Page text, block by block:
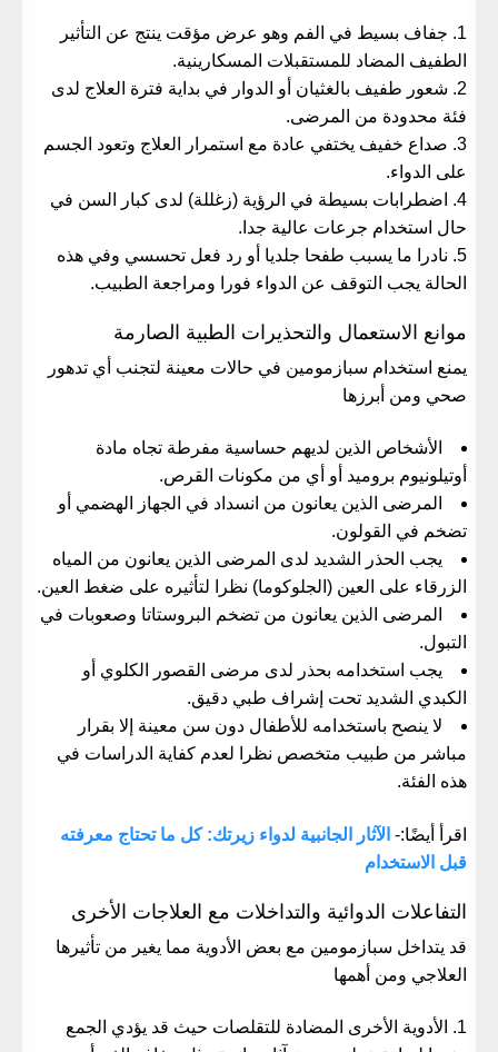
جفاف بسيط في الفم وهو عرض مؤقت ينتج عن التأثير
الطفيف المضاد للمستقبلات المسكارينية.
شعور طفيف بالغثيان أو الدوار في بداية فترة العلاج لدى
فئة محدودة من المرضى.
صداع خفيف يختفي عادة مع استمرار العلاج وتعود الجسم
على الدواء.
اضطرابات بسيطة في الرؤية (زغللة) لدى كبار السن في
حال استخدام جرعات عالية جدا.
نادرا ما يسبب طفحا جلديا أو رد فعل تحسسي وفي هذه
الحالة يجب التوقف عن الدواء فورا ومراجعة الطبيب.
موانع الاستعمال والتحذيرات الطبية الصارمة
يمنع استخدام سبازمومين في حالات معينة لتجنب أي تدهور
صحي ومن أبرزها
الأشخاص الذين لديهم حساسية مفرطة تجاه مادة
أوتيلونيوم بروميد أو أي من مكونات القرص.
المرضى الذين يعانون من انسداد في الجهاز الهضمي أو
تضخم في القولون.
يجب الحذر الشديد لدى المرضى الذين يعانون من المياه
الزرقاء على العين (الجلوكوما) نظرا لتأثيره على ضغط العين.
المرضى الذين يعانون من تضخم البروستاتا وصعوبات في
التبول.
يجب استخدامه بحذر لدى مرضى القصور الكلوي أو
الكبدي الشديد تحت إشراف طبي دقيق.
لا ينصح باستخدامه للأطفال دون سن معينة إلا بقرار
مباشر من طبيب متخصص نظرا لعدم كفاية الدراسات في
هذه الفئة.
اقرأ أيضًا:- الآثار الجانبية لدواء زيرتك: كل ما تحتاج معرفته
قبل الاستخدام
التفاعلات الدوائية والتداخلات مع العلاجات الأخرى
قد يتداخل سبازمومين مع بعض الأدوية مما يغير من تأثيرها
العلاجي ومن أهمها
الأدوية الأخرى المضادة للتقلصات حيث قد يؤدي الجمع